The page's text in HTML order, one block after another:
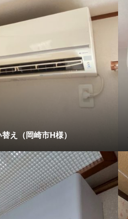
え（岡崎市H様）